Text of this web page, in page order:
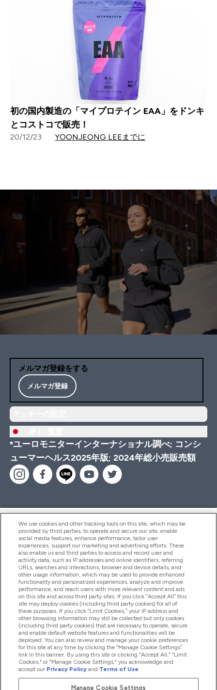
初の国内製造の「マイプロテイン EAA」をドンキ
とコストコで販売！
20/12/23 YOONJEONG LEEまでに
メルマガ登録をする
メルマガ登録
*ユーロモニターインターナショナル調べ; コンシ
ューマーヘルス2025年版; 2024年総小売販売額
ヘルプ＆ガイド
商品について
会社概要
特典＆ポイント
2026 The Hut.com Ltd
We use cookies and other tracking tools on this site, which may be
provided by third parties, to operate and secure our site, enable
social media features, enhance performance, tailor user
experiences, support our marketing and advertising efforts. These
also enable us and third parties to access and record user and
activity data, such as IP addresses and online identifiers, referring
URLs, searches and interactions, browser and device details, and
other usage information, which may be used to provide enhanced
functionality and personalized experiences, analyze and improve
performance, and reach users with more relevant content and ads
on this site and across third party sites. If you click “Accept All” this
site may deploy cookies (including third party cookies) for all of
these purposes. If you click “Limit Cookies,” your IP address and
other browsing information may still be collected but only cookies
(including third party cookies) that are necessary to operate, secure
and enable default website features and functionalities will be
deployed. You can also review and manage your cookie preferences
for this site at any time by clicking the “Manage Cookie Settings”
link in this banner. By using this site or clicking "Accept All," "Limit
Cookies," or "Manage Cookie Settings," you acknowledge and
accept our Privacy Policy and Terms of Use.
Manage Cookie Settings